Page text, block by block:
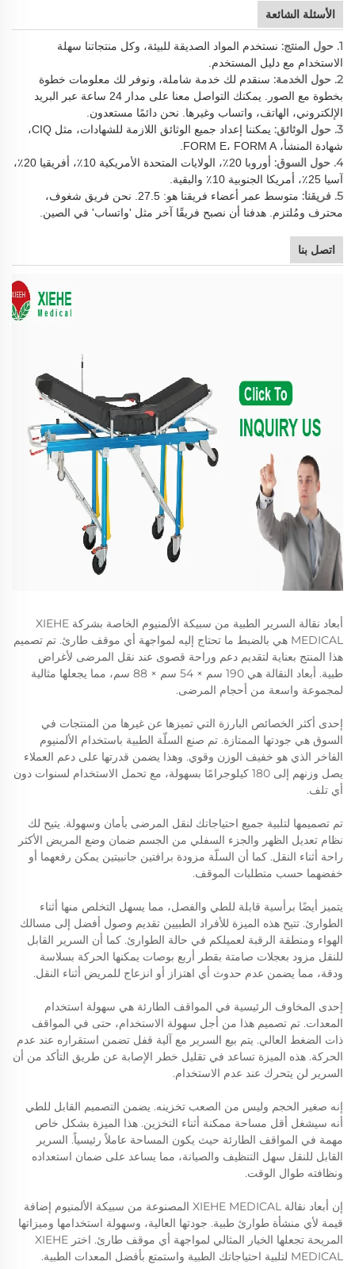
الأسئلة الشائعة
1. حول المنتج:
نستخدم المواد الصديقة للبيئة، وكل منتجاتنا سهلة
الاستخدام مع دليل المستخدم.
2. حول الخدمة:
سنقدم لك خدمة شاملة، ونوفر لك معلومات خطوة
بخطوة مع الصور. يمكنك التواصل معنا على مدار 24 ساعة عبر البريد
الإلكتروني، الهاتف، واتساب وغيرها. نحن دائمًا مستعدون.
3. حول الوثائق:
يمكننا إعداد جميع الوثائق اللازمة للشهادات، مثل CIQ،
شهادة المنشأ، FORM E، FORM A.
4. حول السوق:
أوروبا 20٪، الولايات المتحدة الأمريكية 10٪، أفريقيا 20٪،
آسيا 25٪، أمريكا الجنوبية 10٪ والبقية.
5. فريقنا:
متوسط عمر أعضاء فريقنا هو: 27.5. نحن فريق شغوف،
محترف ومُلتزم. هدفنا أن نصبح فريقًا آخر مثل 'واتساب' في الصين.
اتصل بنا
أبعاد نقالة السرير الطبية من سبيكة الألمنيوم الخاصة بشركة XIEHE
MEDICAL هي بالضبط ما تحتاج إليه لمواجهة أي موقف طارئ. تم تصميم
هذا المنتج بعناية لتقديم دعم وراحة قصوى عند نقل المرضى لأغراض
طبية. أبعاد النقالة هي 190 سم × 54 سم × 88 سم، مما يجعلها مثالية
لمجموعة واسعة من أحجام المرضى.
إحدى أكثر الخصائص البارزة التي تميزها عن غيرها من المنتجات في
السوق هي جودتها الممتازة. تم صنع السلّة الطبية باستخدام الألمنيوم
الفاخر الذي هو خفيف الوزن وقوي. وهذا يضمن قدرتها على دعم العملاء
يصل وزنهم إلى 180 كيلوجرامًا بسهولة، مع تحمل الاستخدام لسنوات دون
أي تلف.
تم تصميمها لتلبية جميع احتياجاتك لنقل المرضى بأمان وسهولة. يتيح لك
نظام تعديل الظهر والجزء السفلي من الجسم ضمان وضع المريض الأكثر
راحة أثناء النقل. كما أن السلّة مزودة برافتين جانبيتين يمكن رفعهما أو
خفضهما حسب متطلبات الموقف.
يتميز أيضًا برأسية قابلة للطي والفصل، مما يسهل التخلص منها أثناء
الطوارئ. تتيح هذه الميزة للأفراد الطبيين تقديم وصول أفضل إلى مسالك
الهواء ومنطقة الرقبة لعميلكم في حالة الطوارئ. كما أن السرير القابل
للنقل مزود بعجلات صامتة بقطر أربع بوصات يمكنها الحركة بسلاسة
ودقة، مما يضمن عدم حدوث أي اهتزاز أو انزعاج للمريض أثناء النقل.
إحدى المخاوف الرئيسية في المواقف الطارئة هي سهولة استخدام
المعدات. تم تصميم هذا من أجل سهولة الاستخدام، حتى في المواقف
ذات الضغط العالي. يتم بيع السرير مع آلية قفل تضمن استقراره عند عدم
الحركة. هذه الميزة تساعد في تقليل خطر الإصابة عن طريق التأكد من أن
السرير لن يتحرك عند عدم الاستخدام.
إنه صغير الحجم وليس من الصعب تخزينه. يضمن التصميم القابل للطي
أنه سيشغل أقل مساحة ممكنة أثناء التخزين. هذا الميزة بشكل خاص
مهمة في المواقف الطارئة حيث يكون المساحة عاملاً رئيسياً. السرير
القابل للنقل سهل التنظيف والصيانة، مما يساعد على ضمان استعداده
ونظافته طوال الوقت.
إن أبعاد نقالة XIEHE MEDICAL المصنوعة من سبيكة الألمنيوم إضافة
قيمة لأي منشأة طوارئ طبية. جودتها العالية، وسهولة استخدامها وميزاتها
المريحة تجعلها الخيار المثالي لمواجهة أي موقف طارئ. اختر XIEHE
MEDICAL لتلبية احتياجاتك الطبية واستمتع بأفضل المعدات الطبية.